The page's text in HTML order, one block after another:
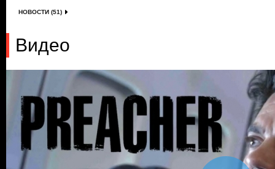
НОВОСТИ (51)
Видео